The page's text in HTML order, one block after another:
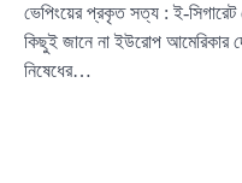
ভেপিংয়ের প্রকৃত সত্য : ই-সিগারেট
কিছুই জানে না ইউরোপ আমেরিকার
নিষেধের…